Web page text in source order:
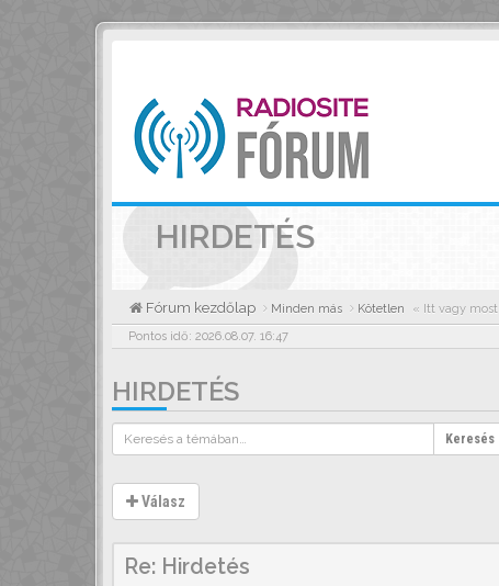
HIRDETÉS
Fórum kezdőlap Minden más Kötetlen « Itt vagy most
Pontos idő: 2026.08.07. 16:47
HIRDETÉS
Keresés
Válasz
Re: Hirdetés